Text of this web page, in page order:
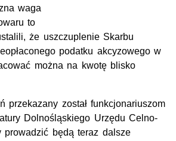
waga
to
że uszczuplenie Skarbu
podatku akcyzowego w
można na kwotę blisko
przekazany został funkcjonariuszom
Dolnośląskiego Urzędu Celno-
prowadzić będą teraz dalsze